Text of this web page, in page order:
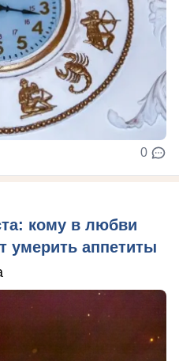
0
кому в любви
умерить аппетиты